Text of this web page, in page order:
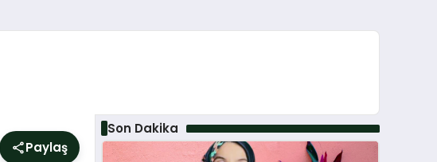
Paylaş
Son Dakika